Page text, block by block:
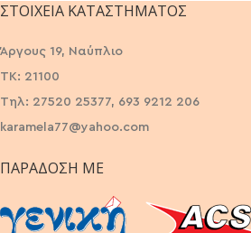
ΣΤΟΙΧΕΊΑ ΚΑΤΑΣΤΉΜΑΤΟΣ
Άργους 19, Ναύπλιο
ΤΚ: 21100
Τηλ: 27520 25377, 693 9212 206
karamela77@yahoo.com
ΠΑΡΆΔΟΣΗ ΜΕ